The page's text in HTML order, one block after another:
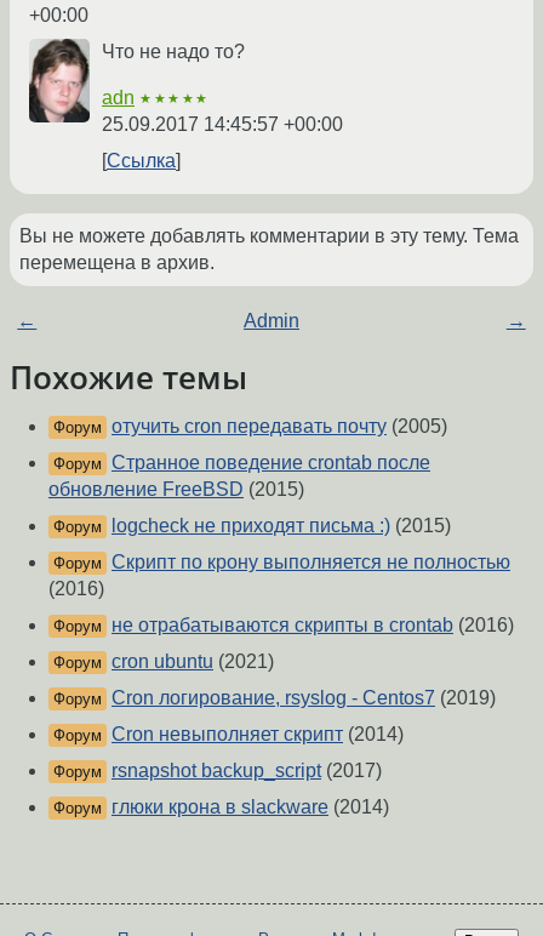
+00:00
Что не надо то?
adn ★★★★★
25.09.2017 14:45:57 +00:00
Ссылка
Вы не можете добавлять комментарии в эту тему. Тема
перемещена в архив.
← Admin →
Похожие темы
Форум отучить cron передавать почту (2005)
Форум Странное поведение crontab после
обновление FreeBSD (2015)
Форум logcheck не приходят письма :) (2015)
Форум Скрипт по крону выполняется не полностью
(2016)
Форум не отрабатываются скрипты в crontab (2016)
Форум cron ubuntu (2021)
Форум Cron логирование, rsyslog - Centos7 (2019)
Форум Cron невыполняет скрипт (2014)
Форум rsnapshot backup_script(2017)
Форум глюки крона в slackware (2014)